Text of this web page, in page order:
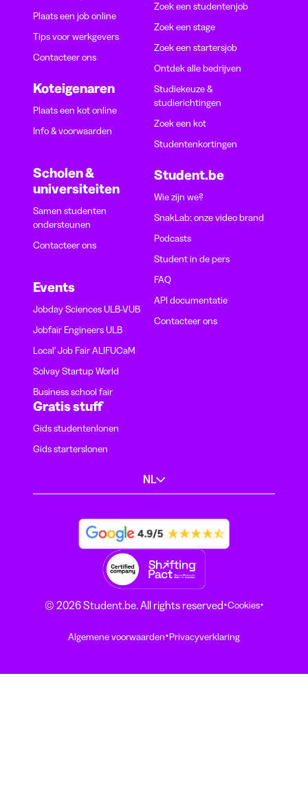
Plaats een job online
Tips voor werkgevers
Contacteer ons
Koteigenaren
Plaats een kot online
Info & voorwaarden
Scholen &
universiteiten
Samen studenten
ondersteunen
Contacteer ons
Events
Jobday Sciences ULB-VUB
Jobfair Engineers ULB
Local' Job Fair ALIFUCaM
Solvay Startup World
Business school fair
Zoek een studentenjob
Zoek een stage
Zoek een startersjob
Ontdek alle bedrijven
Studiekeuze &
studierichtingen
Zoek een kot
Studentenkortingen
Student.be
Wie zijn we?
SnakLab: onze video brand
Podcasts
Student in de pers
FAQ
API documentatie
Contacteer ons
Gratis stuff
Gids studentenlonen
Gids starterslonen
NL
© 2026 Student.be. All rights reserved·Cookies·
Algemene voorwaarden·Privacyverklaring